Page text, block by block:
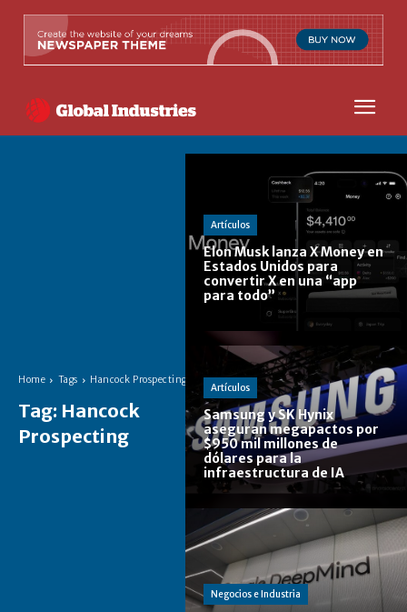
Home Tags Hancock Prospecting
Tag: Hancock
Prospecting
Artículos
Elon Musk lanza X Money en
Estados Unidos para
convertir X en una “app
para todo”
Artículos
Samsung y SK Hynix
aseguran megapactos por
$950 mil millones de
dólares para la
infraestructura de IA
Negocios e Industria